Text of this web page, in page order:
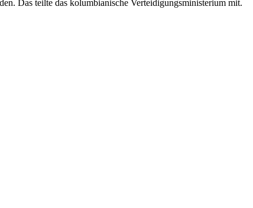
Das teilte das kolumbianische Verteidigungsministerium mit.